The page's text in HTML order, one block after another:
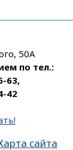
50А
по тел.:
63,
42
сайта